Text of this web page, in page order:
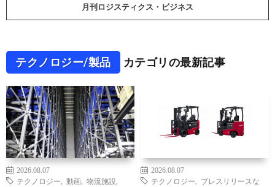
月刊ロジスティクス・ビジネス
テクノロジー/製品 カテゴリの最新記事
2026.08.07
テクノロジー
動画 物流施設
2026.08.07
テクノロジー
プレスリリースな